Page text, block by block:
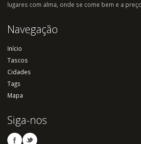
lugares com alma, onde se come bem e a
Navegação
Início
Tascos
Cidades
Tags
Mapa
Siga-nos